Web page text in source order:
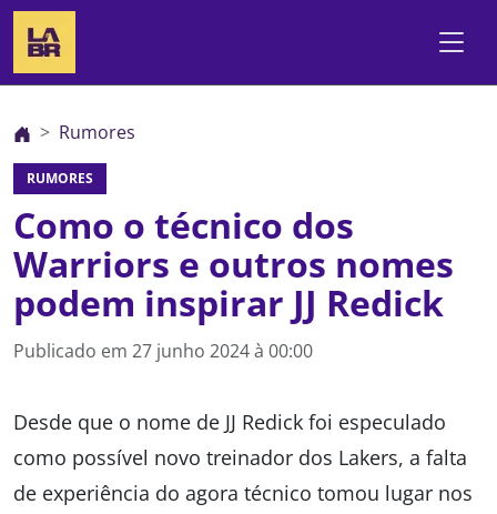
Rumores
RUMORES
Como o técnico dos
Warriors e outros nomes
podem inspirar JJ Redick
Publicado em 27 junho 2024 à 00:00
Desde que o nome de JJ Redick foi especulado
como possível novo treinador dos Lakers, a falta
de experiência do agora técnico tomou lugar nos